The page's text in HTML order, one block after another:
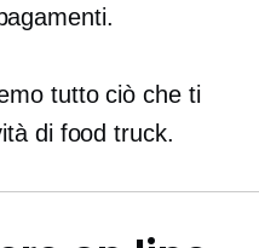
tutto ciò che ti
di food truck.